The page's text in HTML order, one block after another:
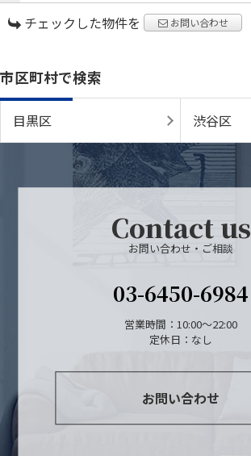
賃貸物件一覧
単身向け特集
スタッフ紹介
チェックした物件を お問い合わせ
市区町村で検索
目黒区 渋谷区
Contact us
お問い合わせ・ご相談
03-6450-6984
営業時間：10:00～22:00
定休日：なし
お問い合わせ